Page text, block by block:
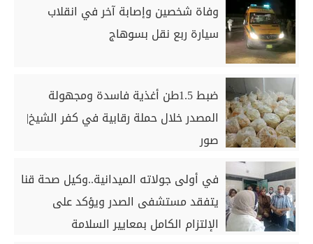
وفاة شخصين وإصابة آخر في انقلاب
سيارة ربع نقل بسوهاج
ضبط 1.5طن أغذية فاسدة ومجهولة
المصدر خلال حملة رقابية في كفر الشيخ|
صور
في أولى جولاته الميدانية..وكيل صحة قنا
يتفقد مستشفى الصدر ويؤكد على
الإلتزام الكامل بمعايير السلامة